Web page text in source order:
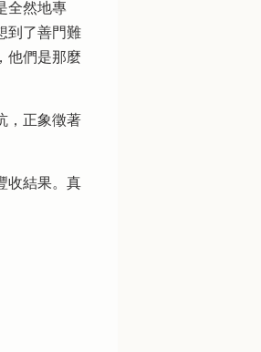
全然地專
到了善門難
他們是那麼
，正象徵著
收結果。真